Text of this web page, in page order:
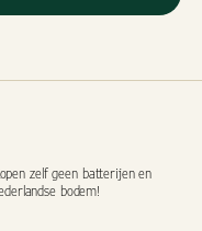
zelf geen batterijen en
bodem!